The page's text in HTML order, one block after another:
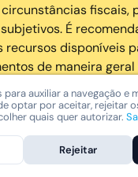
fiscais,
É
recursos disponíveis
de maneira geral
de seu portfólio.
investimentos
obtidas pelos
não fornecem
legal ou fiscal.
auxiliar a navegação e
optar por aceitar, rejeitar
quais quer autorizar.
Rejeitar